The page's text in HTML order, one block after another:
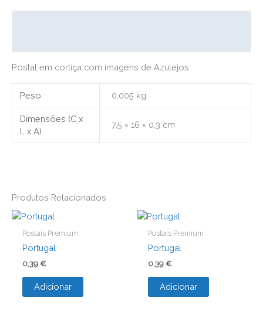
Postal em cortiça com imagens de Azulejos
Peso 0,005 kg
Dimensões (C x
L x A)
7,5 × 16 × 0,3 cm
Produtos Relacionados
Postais Premium
Portugal
0,39 €
Adicionar
Postais Premium
Portugal
0,39 €
Adicionar